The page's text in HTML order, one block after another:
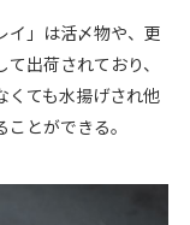
」は活〆物や、更
出荷されており、
くても水揚げされ他
とができる。